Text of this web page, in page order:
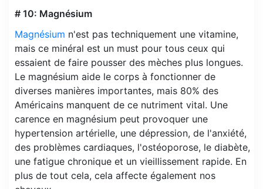
# 10: Magnésium
Magnésium n'est pas techniquement une vitamine,
mais ce minéral est un must pour tous ceux qui
essaient de faire pousser des mèches plus longues.
Le magnésium aide le corps à fonctionner de
diverses manières importantes, mais 80% des
Américains manquent de ce nutriment vital. Une
carence en magnésium peut provoquer une
hypertension artérielle, une dépression, de l'anxiété,
des problèmes cardiaques, l'ostéoporose, le diabète,
une fatigue chronique et un vieillissement rapide. En
plus de tout cela, cela affecte également nos